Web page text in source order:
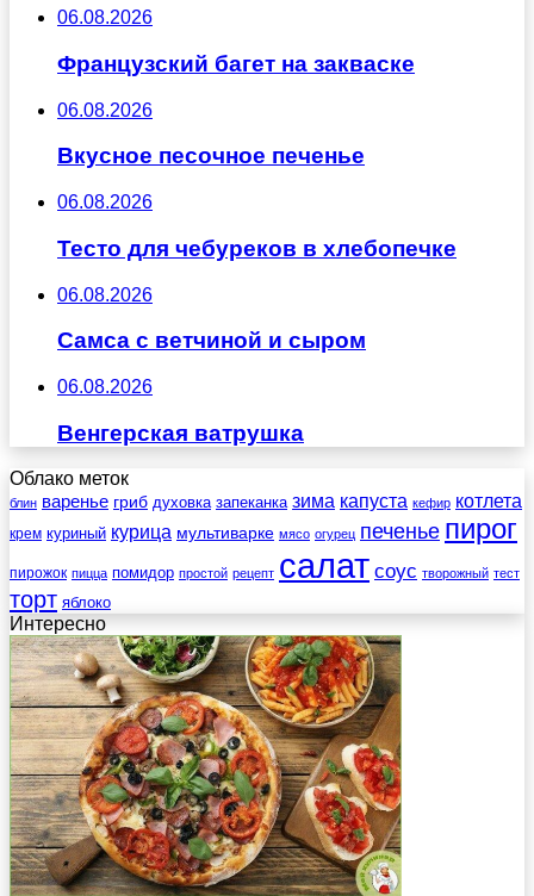
06.08.2026
Французский багет на закваске
06.08.2026
Вкусное песочное печенье
06.08.2026
Тесто для чебуреков в хлебопечке
06.08.2026
Самса с ветчиной и сыром
06.08.2026
Венгерская ватрушка
Облако меток
блин варенье гриб духовка запеканка зима капуста кефир котлета
крем куриный курица мультиварке мясо огурец печенье пирог
пирожок пицца помидор простой рецепт салат соус творожный тест
торт яблоко
Интересно